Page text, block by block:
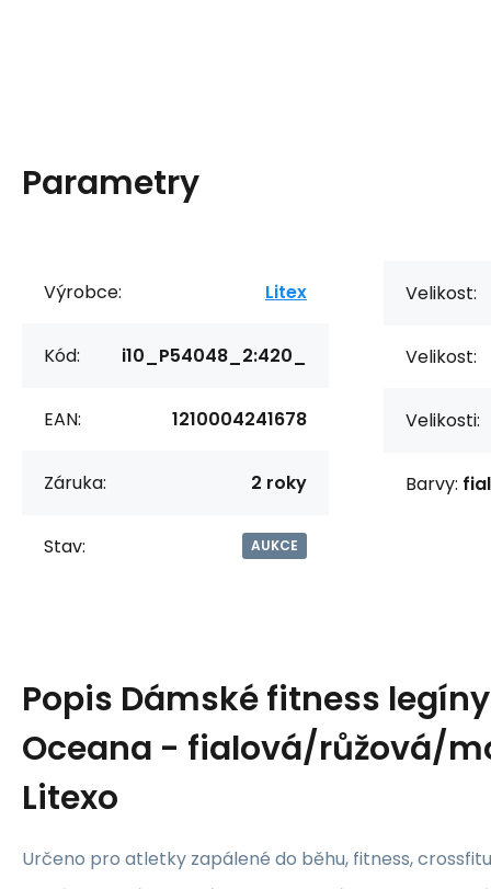
Parametry
Výrobce: Litex
Kód: i10_P54048_2:420_
EAN: 1210004241678
Záruka: 2 roky
Stav: AUKCE
Velikost:
Velikost:
Velikosti:
Barvy:
Popis Dámské fitness
Oceana - fialová/růžová/
Litexo
Určeno pro atletky zapálené do běhu, fitness,